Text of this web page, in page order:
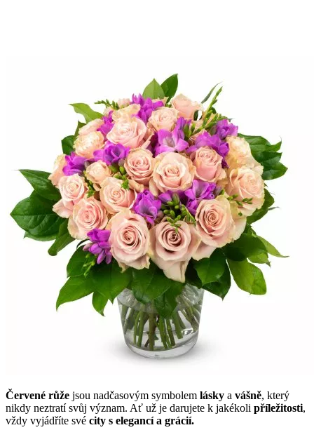
Červené růže jsou nadčasovým symbolem lásky a vášně, který
nikdy neztratí svůj význam. Ať už je darujete k jakékoli příležitosti,
vždy vyjádříte své city s elegancí a grácií.